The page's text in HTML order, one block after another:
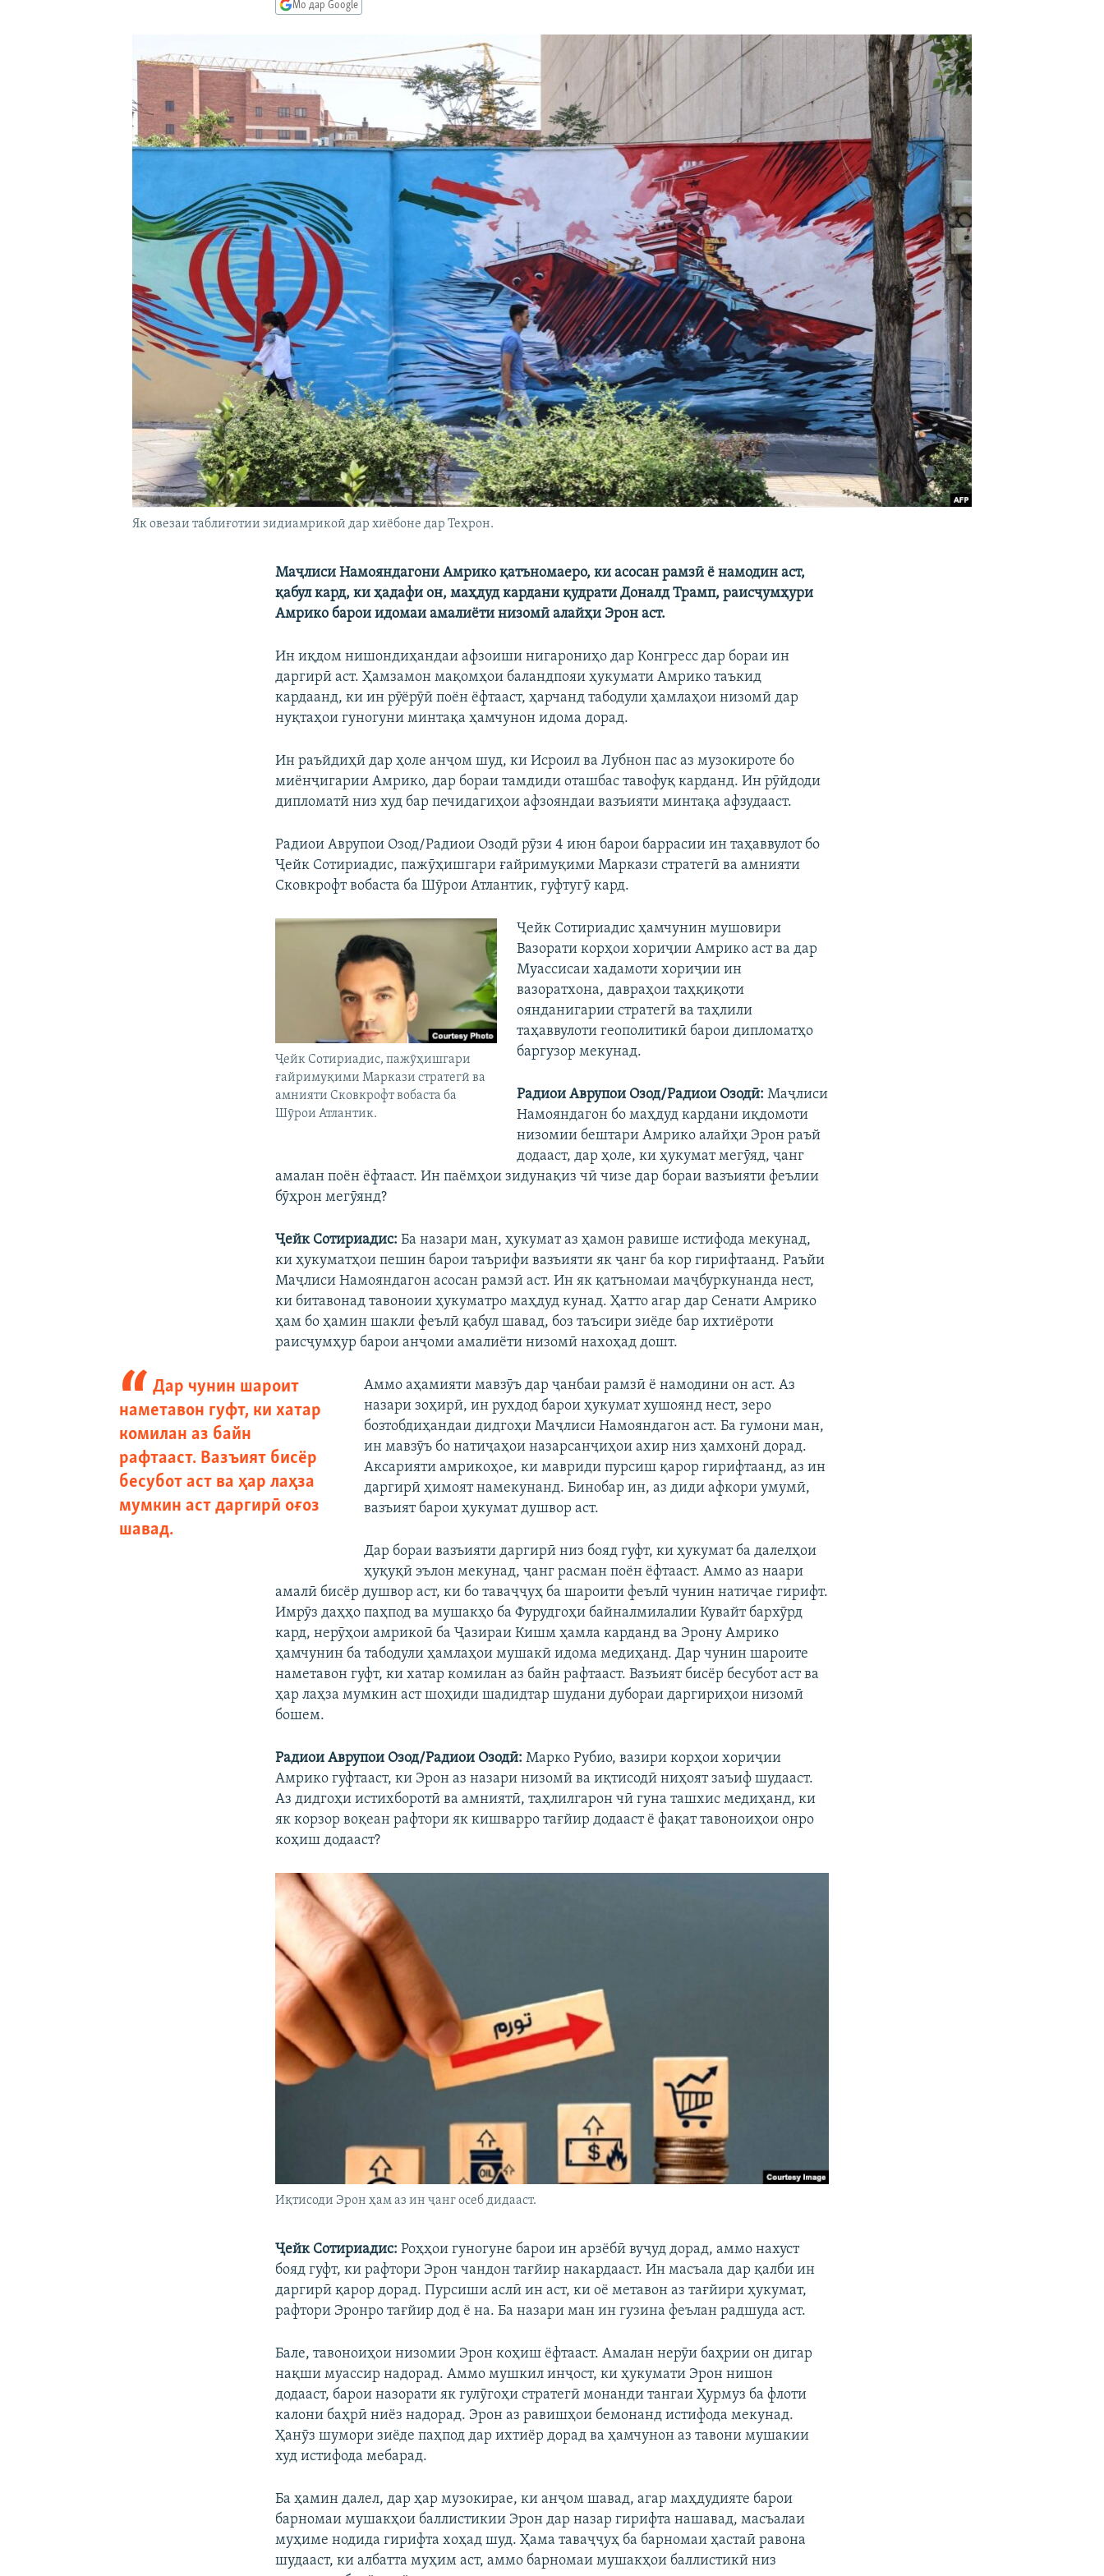
Мо дар Google
Як овезаи таблиғотии зидиамрикоӣ дар хиёбоне дар Теҳрон.
Маҷлиси Намояндагони Амрико қатъномаеро, ки асосан рамзӣ ё намодин аст,
қабул кард, ки ҳадафи он, маҳдуд кардани қудрати Доналд Трамп, раисҷумҳури
Амрико барои идомаи амалиёти низомӣ алайҳи Эрон аст.
Ин иқдом нишондиҳандаи афзоиши нигарониҳо дар Конгресс дар бораи ин
даргирӣ аст. Ҳамзамон мақомҳои баландпояи ҳукумати Амрико таъкид
кардаанд, ки ин рӯёрӯӣ поён ёфтааст, ҳарчанд табодули ҳамлаҳои низомӣ дар
нуқтаҳои гуногуни минтақа ҳамчунон идома дорад.
Ин раъйдиҳӣ дар ҳоле анҷом шуд, ки Исроил ва Лубнон пас аз музокироте бо
миёнҷигарии Амрико, дар бораи тамдиди оташбас тавофуқ карданд. Ин рӯйдоди
дипломатӣ низ худ бар печидагиҳои афзояндаи вазъияти минтақа афзудааст.
Радиои Аврупои Озод/Радиои Озодӣ рӯзи 4 июн барои баррасии ин таҳаввулот бо
Ҷейк Сотириадис, пажӯҳишгари ғайримуқими Маркази стратегӣ ва амнияти
Сковкрофт вобаста ба Шӯрои Атлантик, гуфтугӯ кард.
Ҷейк Сотириадис, пажӯҳишгари
ғайримуқими Маркази стратегӣ ва
амнияти Сковкрофт вобаста ба
Шӯрои Атлантик.
Ҷейк Сотириадис ҳамчунин мушовири
Вазорати корҳои хориҷии Амрико аст ва дар
Муассисаи хадамоти хориҷии ин
вазоратхона, давраҳои таҳқиқоти
оянданигарии стратегӣ ва таҳлили
таҳаввулоти геополитикӣ барои дипломатҳо
баргузор мекунад.
Радиои Аврупои Озод/Радиои Озодӣ: Маҷлиси
Намояндагон бо маҳдуд кардани иқдомоти
низомии бештари Амрико алайҳи Эрон раъй
додааст, дар ҳоле, ки ҳукумат мегӯяд, ҷанг
амалан поён ёфтааст. Ин паёмҳои зидунақиз чӣ чизе дар бораи вазъияти феълии
бӯҳрон мегӯянд?
Ҷейк Сотириадис:Ба назари ман, ҳукумат аз ҳамон равише истифода мекунад,
ки ҳукуматҳои пешин барои таърифи вазъияти як ҷанг ба кор гирифтаанд. Раъйи
Маҷлиси Намояндагон асосан рамзӣ аст. Ин як қатъномаи маҷбуркунанда нест,
ки битавонад тавоноии ҳукуматро маҳдуд кунад. Ҳатто агар дар Сенати Амрико
ҳам бо ҳамин шакли феълӣ қабул шавад, боз таъсири зиёде бар ихтиёроти
раисҷумҳур барои анҷоми амалиёти низомӣ нахоҳад дошт.
Дар чунин шароит
наметавон гуфт, ки хатар
комилан аз байн
рафтааст. Вазъият бисёр
бесубот аст ва ҳар лаҳза
мумкин аст даргирӣ оғоз
шавад.
Аммо аҳамияти мавзӯъ дар ҷанбаи рамзӣ ё намодини он аст. Аз
назари зоҳирӣ, ин рухдод барои ҳукумат хушоянд нест, зеро
бозтобдиҳандаи дидгоҳи Маҷлиси Намояндагон аст. Ба гумони ман,
ин мавзӯъ бо натиҷаҳои назарсанҷиҳои ахир низ ҳамхонӣ дорад.
Аксарияти амрикоҳое, ки мавриди пурсиш қарор гирифтаанд, аз ин
даргирӣ ҳимоят намекунанд. Бинобар ин, аз диди афкори умумӣ,
вазъият барои ҳукумат душвор аст.
Дар бораи вазъияти даргирӣ низ бояд гуфт, ки ҳукумат ба далелҳои
ҳуқуқӣ эълон мекунад, ҷанг расман поён ёфтааст. Аммо аз наари
амалӣ бисёр душвор аст, ки бо таваҷҷуҳ ба шароити феълӣ чунин натиҷае гирифт.
Имрӯз даҳҳо паҳпод ва мушакҳо ба Фурудгоҳи байналмилалии Кувайт бархӯрд
кард, нерӯҳои амрикоӣ ба Ҷазираи Кишм ҳамла карданд ва Эрону Амрико
ҳамчунин ба табодули ҳамлаҳои мушакӣ идома медиҳанд. Дар чунин шароите
наметавон гуфт, ки хатар комилан аз байн рафтааст. Вазъият бисёр бесубот аст ва
ҳар лаҳза мумкин аст шоҳиди шадидтар шудани дубораи даргириҳои низомӣ
бошем.
Радиои Аврупои Озод/Радиои Озодӣ: Марко Рубио, вазири корҳои хориҷии
Амрико гуфтааст, ки Эрон аз назари низомӣ ва иқтисодӣ ниҳоят заъиф шудааст.
Аз дидгоҳи истихборотӣ ва амниятӣ, таҳлилгарон чӣ гуна ташхис медиҳанд, ки
як корзор воқеан рафтори як кишварро тағйир додааст ё фақат тавоноиҳои онро
коҳиш додааст?
Иқтисоди Эрон ҳам аз ин ҷанг осеб дидааст.
Ҷейк Сотириадис:Роҳҳои гуногуне барои ин арзёбӣ вуҷуд дорад, аммо нахуст
бояд гуфт, ки рафтори Эрон чандон тағйир накардааст. Ин масъала дар қалби ин
даргирӣ қарор дорад. Пурсиши аслӣ ин аст, ки оё метавон аз тағйири ҳукумат,
рафтори Эронро тағйир дод ё на. Ба назари ман ин гузина феълан радшуда аст.
Бале, тавоноиҳои низомии Эрон коҳиш ёфтааст. Амалан нерӯи баҳрии он дигар
нақши муассир надорад. Аммо мушкил инҷост, ки ҳукумати Эрон нишон
додааст, барои назорати як гулӯгоҳи стратегӣ монанди тангаи Ҳурмуз ба флоти
калони баҳрӣ ниёз надорад. Эрон аз равишҳои бемонанд истифода мекунад.
Ҳанӯз шумори зиёде паҳпод дар ихтиёр дорад ва ҳамчунон аз тавони мушакии
худ истифода мебарад.
Ба ҳамин далел, дар ҳар музокирае, ки анҷом шавад, агар маҳдудияте барои
барномаи мушакҳои баллистикии Эрон дар назар гирифта нашавад, масъалаи
муҳиме нодида гирифта хоҳад шуд. Ҳама таваҷҷуҳ ба барномаи ҳастаӣ равона
шудааст, ки албатта муҳим аст, аммо барномаи мушакҳои баллистикӣ низ